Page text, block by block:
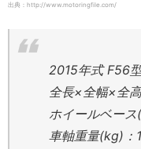
出典：http://www.motoringfile.com/
2015年式 F56
全長×全幅×全
ホイールベー
車軸重量(kg)：